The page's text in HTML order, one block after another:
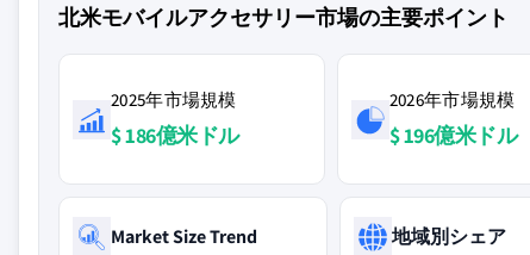
北米モバイルアクセサリー市場の主要ポイント
2025年市場規模
$ 186億米ドル
2026年市場規模
$ 196億米ドル
Market Size Trend
地域別シェア